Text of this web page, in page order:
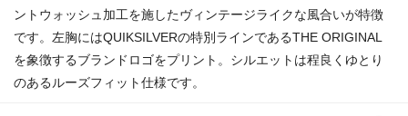
ントウォッシュ加工を施したヴィンテージライクな風合いが特徴
です。左胸にはQUIKSILVERの特別ラインであるTHE ORIGINAL
を象徴するブランドロゴをプリント。シルエットは程良くゆとり
のあるルーズフィット仕様です。